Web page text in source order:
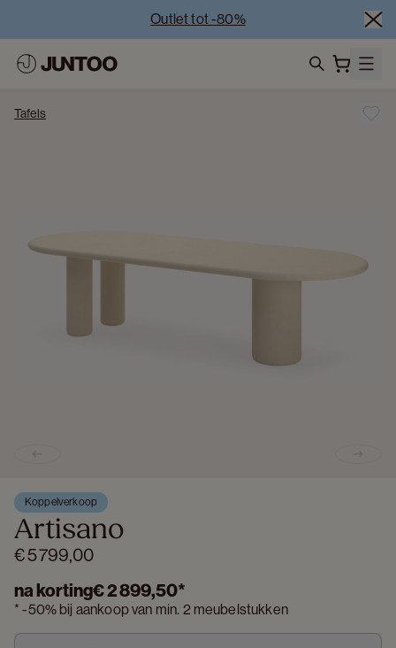
Outlet tot -80%
Tafels
Koppelverkoop
Artisano
€ 5 799,00
na korting€ 2 899,50*
*-50% bij aankoop van min. 2 meubelstukken